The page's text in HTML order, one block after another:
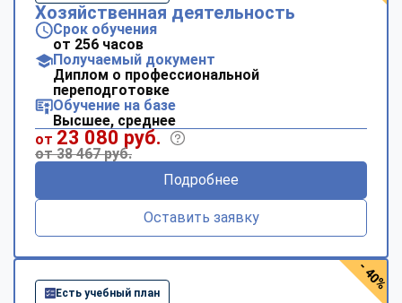
Хозяйственная деятельность
Срок обучения
от 256 часов
Получаемый документ
Диплом о профессиональной
переподготовке
Обучение на базе
Высшее, среднее
от 23 080 руб.
от 38 467 руб.
Подробнее
Оставить заявку
Есть учебный план
- 40%